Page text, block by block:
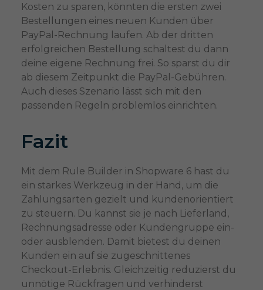
Kosten zu sparen, könnten die ersten zwei
Bestellungen eines neuen Kunden über
PayPal-Rechnung laufen. Ab der dritten
erfolgreichen Bestellung schaltest du dann
deine eigene Rechnung frei. So sparst du dir
ab diesem Zeitpunkt die PayPal-Gebühren.
Auch dieses Szenario lässt sich mit den
passenden Regeln problemlos einrichten.
Fazit
Mit dem Rule Builder in Shopware 6 hast du
ein starkes Werkzeug in der Hand, um die
Zahlungsarten gezielt und kundenorientiert
zu steuern. Du kannst sie je nach Lieferland,
Rechnungsadresse oder Kundengruppe ein-
oder ausblenden. Damit bietest du deinen
Kunden ein auf sie zugeschnittenes
Checkout-Erlebnis. Gleichzeitig reduzierst du
unnötige Rückfragen und verhinderst